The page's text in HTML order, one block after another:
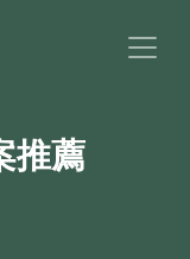
推薦